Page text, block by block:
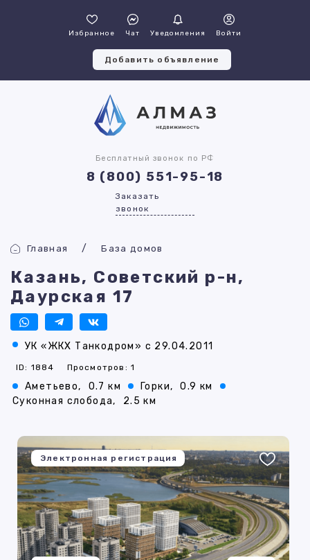
Избранное Чат Уведомления Войти
Добавить объявление
Бесплатный звонок по РФ
8 (800) 551-95-18
Заказать
звонок
Главная База домов
Казань, Советский р-н,
Даурская 17
УК «ЖКХ Танкодром» с 29.04.2011
ID: 1884 Просмотров: 1
Аметьево, 0.7 км Горки,
0.9 км
Суконная слобода,
2.5 км
Электронная регистрация